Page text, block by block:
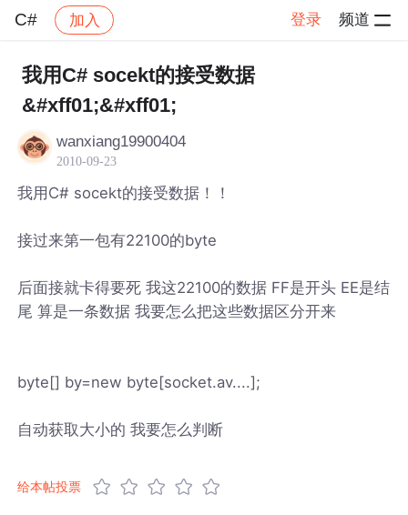
C# 加入 登录 频道
社区 C# 帖子详情
我用C# socekt的接受数据
&#xff01;&#xff01;
wanxiang19900404
2010-09-23
我用C# socekt的接受数据！！
接过来第一包有22100的byte
后面接就卡得要死 我这22100的数据 FF是开头 EE是结
尾 算是一条数据 我要怎么把这些数据区分开来
byte[] by=new byte[socket.av....];
自动获取大小的 我要怎么判断
给本帖投票